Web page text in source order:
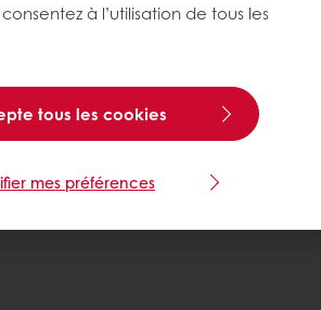
à l’utilisation de tous les
tous les cookies
mes préférences